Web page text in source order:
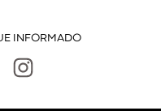
INFORMADO